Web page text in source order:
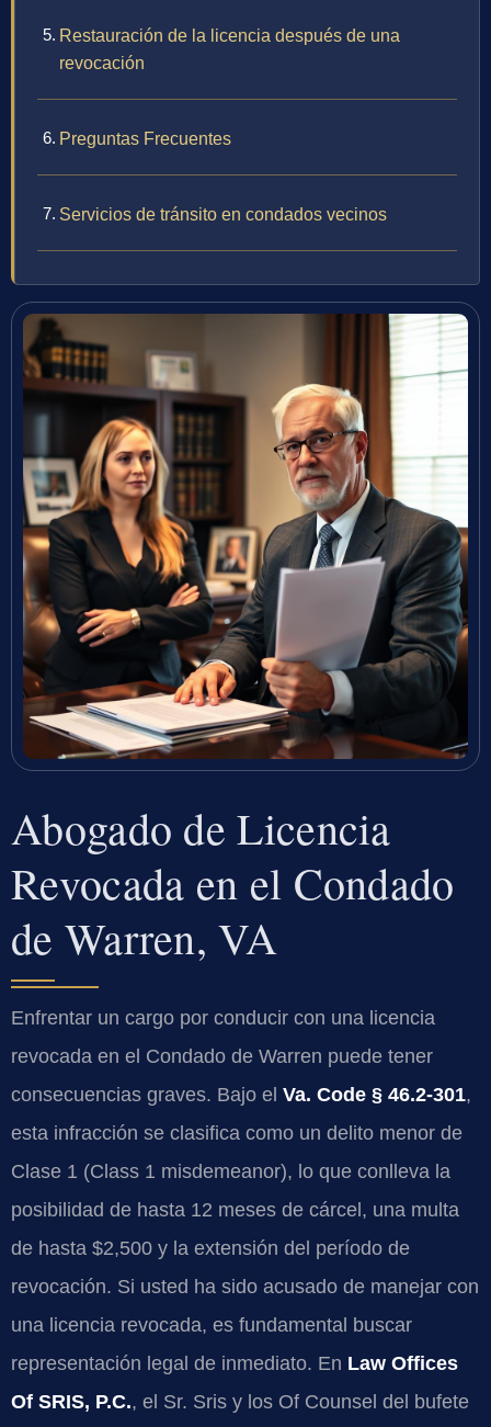
Restauración de la licencia después de una
revocación
Preguntas Frecuentes
Servicios de tránsito en condados vecinos
Abogado de Licencia
Revocada en el Condado
de Warren, VA
Enfrentar un cargo por conducir con una licencia
revocada en el Condado de Warren puede tener
consecuencias graves. Bajo el Va. Code § 46.2-301,
esta infracción se clasifica como un delito menor de
Clase 1 (Class 1 misdemeanor), lo que conlleva la
posibilidad de hasta 12 meses de cárcel, una multa
de hasta $2,500 y la extensión del período de
revocación. Si usted ha sido acusado de manejar con
una licencia revocada, es fundamental buscar
representación legal de inmediato. En Law Offices
Of SRIS, P.C., el Sr. Sris y los Of Counsel del bufete